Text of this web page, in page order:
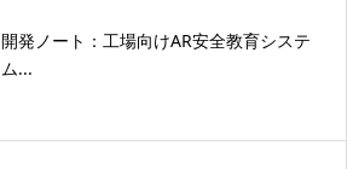
開発ノート：工場向けAR安全教育システ
ム...